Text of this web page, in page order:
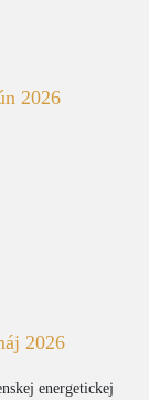
2026
2026
energetickej